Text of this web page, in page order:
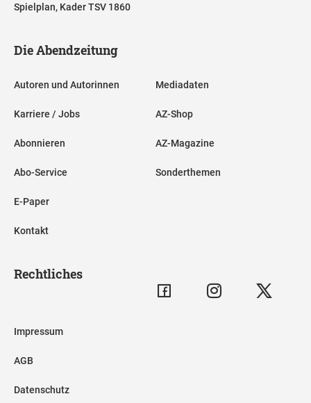
Spielplan, Kader TSV 1860
Die Abendzeitung
Autoren und Autorinnen
Karriere / Jobs
Abonnieren
Abo-Service
E-Paper
Kontakt
Mediadaten
AZ-Shop
AZ-Magazine
Sonderthemen
Rechtliches
Impressum
AGB
Datenschutz